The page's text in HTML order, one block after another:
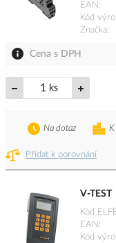
EAN
Kód
Značka
Cena s DPH
ks
Přidat k porovnání
K
Na dotaz
V-TEST
Kód
EAN
Kód